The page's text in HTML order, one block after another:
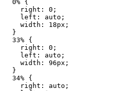
  0% {
    right: 0;
    left: auto;
    width: 18px;
  }
  33% {
    right: 0;
    left: auto;
    width: 96px;
  }
  34% {
    right: auto;